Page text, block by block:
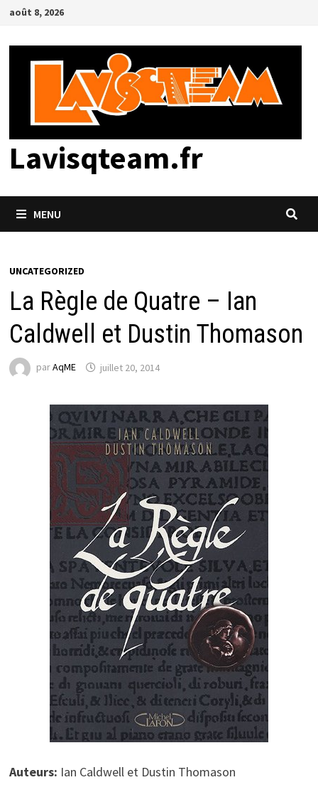
Passer
contenu
août 8, 2026
Lavisqteam.fr
MENU
UNCATEGORIZED
La Règle de Quatre – Ian
Caldwell et Dustin Thomason
parAqME juillet 20, 2014
Auteurs: Ian Caldwell et Dustin Thomason